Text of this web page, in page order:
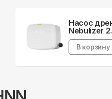
Насос
Nebulizer
В корзину